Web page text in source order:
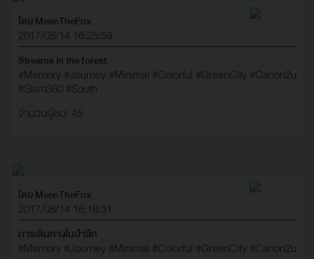
โดย MeenTheFox
2017/08/14 16:25:59
Streams in the forest
#Memory #Journey #Minimal #Colorful #GreenCity #Canon2u
#Siam360 #South
จำนวนผู้ชม: 45
โดย MeenTheFox
2017/08/14 16:18:31
การเดินทางในป่าลึก
#Memory #Journey #Minimal #Colorful #GreenCity #Canon2u